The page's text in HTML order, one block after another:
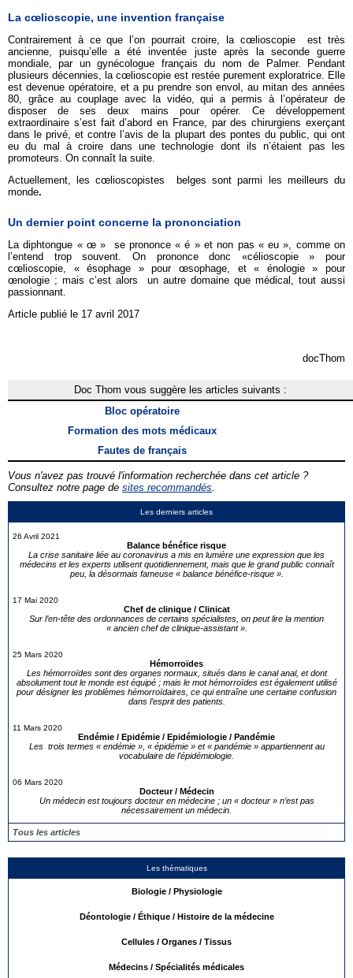
Les derniers articles
26 Avril 2021
Balance bénéfice risque
La crise sanitaire liée au coronavirus a mis en lumière une expression que les
médecins et les experts utilisent quotidiennement, mais que le grand public connaît
peu, la désormais fameuse « balance bénéfice-risque ».
17 Mai 2020
Chef de clinique / Clinicat
Sur l’en-tête des ordonnances de certains spécialistes, on peut lire la mention
« ancien chef de clinique-assistant ».
25 Mars 2020
Hémorroïdes
Les hémorroïdes sont des organes normaux, situés dans le canal anal, et dont
absolument tout le monde est équipé ; mais le mot hémorroïdes est également utilisé
pour désigner les problèmes hémorroïdaires, ce qui entraîne une certaine confusion
dans l’esprit des patients.
11 Mars 2020
Endémie / Epidémie / Epidémiologie / Pandémie
Les trois termes « endémie », « épidémie » et « pandémie » appartiennent au
vocabulaire de l’épidémiologie.
06 Mars 2020
Docteur / Médecin
Un médecin est toujours docteur en médecine ; un « docteur » n’est pas
nécessairement un médecin.
Tous les articles
Les thématiques
Biologie / Physiologie
Déontologie / Éthique / Histoire de la médecine
Cellules / Organes / Tissus
Médecins / Spécialités médicales
La cœlioscopie, une invention française
Contrairement à ce que l’on pourrait croire, la cœlioscopie est très
ancienne, puisqu’elle a été inventée juste après la seconde guerre
mondiale, par un gynécologue français du nom de Palmer. Pendant
plusieurs décennies, la cœlioscopie est restée purement exploratrice. Elle
est devenue opératoire, et a pu prendre son envol, au mitan des années
80, grâce au couplage avec la vidéo, qui a permis à l’opérateur de
disposer de ses deux mains pour opérer. Ce développement
extraordinaire s’est fait d’abord en France, par des chirurgiens exerçant
dans le privé, et contre l’avis de la plupart des pontes du public, qui ont
eu du mal à croire dans une technologie dont ils n’étaient pas les
promoteurs. On connaît la suite.
Actuellement, les cœlioscopistes belges sont parmi les meilleurs du
monde.
Un dernier point concerne la prononciation
La diphtongue « œ » se prononce « é » et non pas « eu », comme on
l’entend trop souvent. On prononce donc «célioscopie » pour
cœlioscopie, « ésophage » pour œsophage, et « énologie » pour
œnologie ; mais c’est alors un autre domaine que médical, tout aussi
passionnant.
Article publié le 17 avril 2017
docThom
Doc Thom vous suggère les articles suivants :
Bloc opératoire
Formation des mots médicaux
Fautes de français
Vous n'avez pas trouvé l'information recherchée dans cet article ?
Consultez notre page de sites recommandés